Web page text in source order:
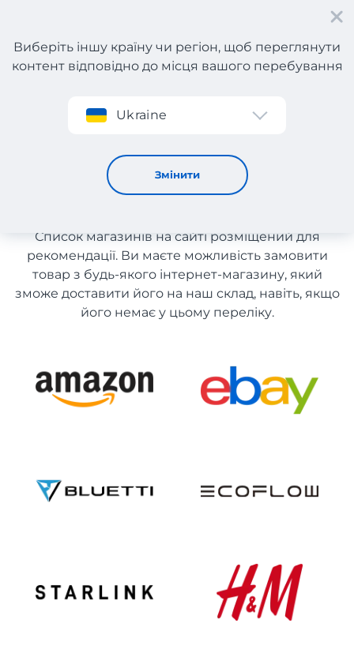
Реєстрація
Виберіть іншу країну чи регіон, щоб переглянути
контент відповідно до місця вашого перебування
Ukraine
Змінити
Декор для дому
Декор для дому з доставкою
в Україну
Список магазинів на сайті розміщений для
рекомендації. Ви маєте можливість замовити
товар з будь-якого інтернет-магазину, який
зможе доставити його на наш склад, навіть, якщо
його немає у цьому переліку.